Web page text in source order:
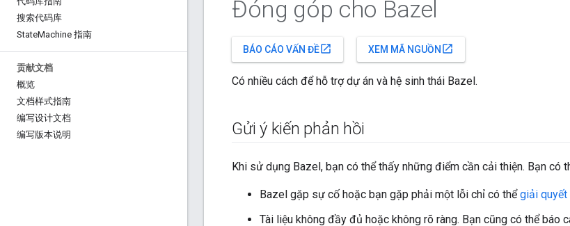
搜索代码库
StateMachine 指南
贡献文档
概览
文档样式指南
编写设计文档
编写版本说明
Đóng góp cho Bazel
BÁO CÁO VẤN ĐỀopen_in_new XEM MÃ NGUỒN open_in_new
Có nhiều cách để hỗ trợ dự án và hệ sinh thái Bazel.
Gửi ý kiến phản hồi
Khi sử dụng Bazel, bạn có thể thấy những điểm cần cải thiện. Bạn có
Bazel gặp sự cố hoặc bạn gặp phải một lỗi chỉ có thểgiải quyết
Tài liệu không đầy đủ hoặc không rõ ràng. Bạn cũng có thể báo